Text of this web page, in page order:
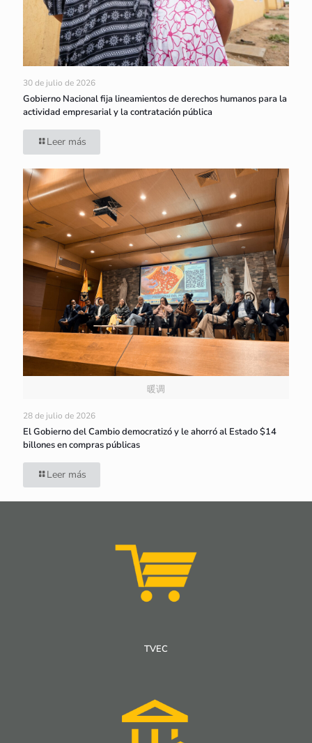
30 de julio de 2026
Gobierno Nacional fija lineamientos de derechos humanos para la
actividad empresarial y la contratación pública
Leer más
暖调
28 de julio de 2026
El Gobierno del Cambio democratizó y le ahorró al Estado $14
billones en compras públicas
Leer más
TVEC